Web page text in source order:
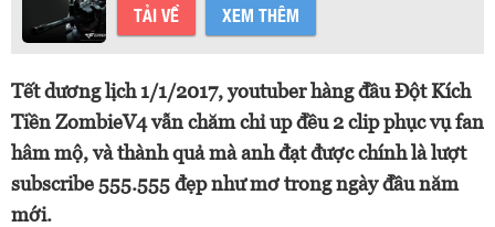
TẢI VỀ XEM THÊM
Tết dương lịch 1/1/2017, youtuber hàng đầu Đột Kích
Tiền ZombieV4 vẫn chăm chỉ up đều 2 clip phục vụ fan
hâm mộ, và thành quả mà anh đạt được chính là lượt
subscribe 555.555 đẹp như mơ trong ngày đầu năm
mới.